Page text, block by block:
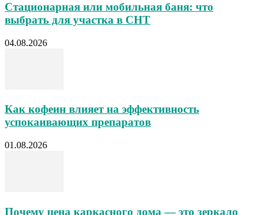
Стационарная или мобильная баня: что
выбрать для участка в СНТ
04.08.2026
Как кофеин влияет на эффективность
успокаивающих препаратов
01.08.2026
Почему цена каркасного дома — это зеркало